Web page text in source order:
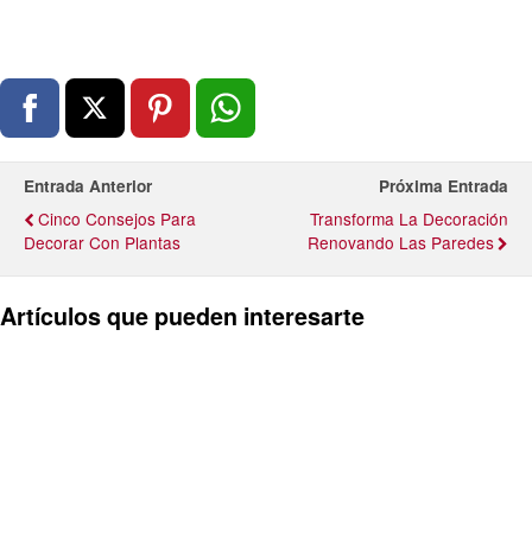
Entrada Anterior
Cinco Consejos Para
Decorar Con Plantas
Próxima Entrada
Transforma La Decoración
Renovando Las Paredes
Artículos que pueden interesarte